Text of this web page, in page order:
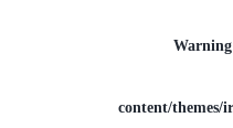
Warning
content/themes/